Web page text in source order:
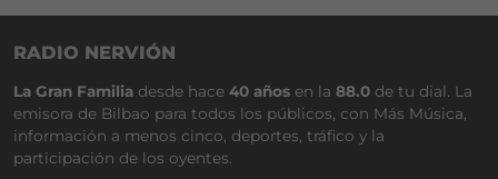
RADIO NERVIÓN
La Gran Familia desde hace 40 años en la 88.0 de tu dial. La
emisora de Bilbao para todos los públicos, con Más Música,
información a menos cinco, deportes, tráfico y la
participación de los oyentes.